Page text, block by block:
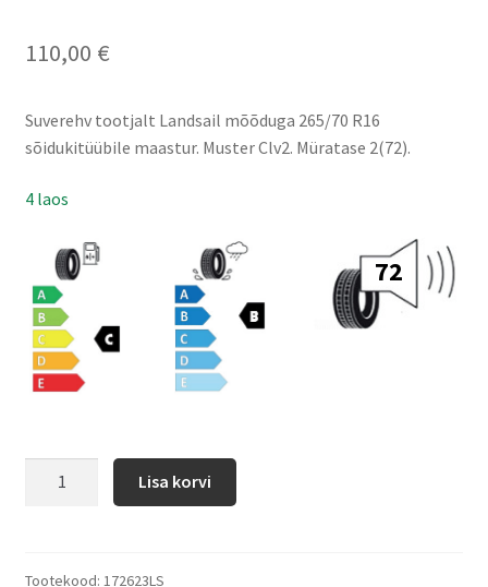
110,00 €
Suverehv tootjalt Landsail mõõduga 265/70 R16
sõidukitüübile maastur. Muster Clv2. Müratase 2(72).
4 laos
72
Lisa korvi
Tootekood: 172623LS